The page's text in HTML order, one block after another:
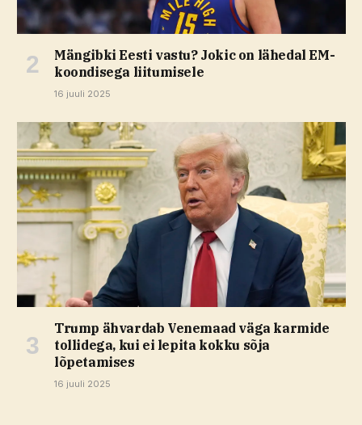
Mängibki Eesti vastu? Jokic on lähedal EM-
koondisega liitumisele
16 juuli 2025
Trump ähvardab Venemaad väga karmide
tollidega, kui ei lepita kokku sõja
lõpetamises
16 juuli 2025